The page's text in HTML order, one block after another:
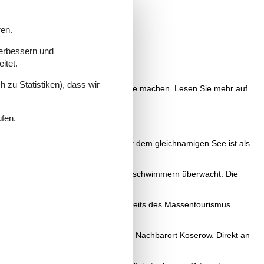
geboten.
Überblick über alle Angebote machen. Lesen Sie mehr auf
Ferienhaus Loddin buchen.
Ostsee. Vor allem Kölpinsee mit dem gleichnamigen See ist als
wird im Sommer von Rettungsschwimmern überwacht. Die
gesamte Ort Loddin ist etwas abseits des Massentourismus.
Streckelsberg erreicht man den Nachbarort Koserow. Direkt an
und
zu Statistiken), dass wir